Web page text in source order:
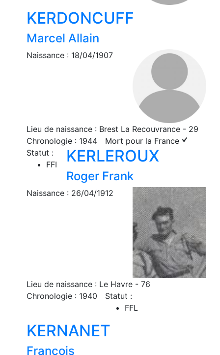
KERDONCUFF
Marcel Allain
Naissance : 18/04/1907
Lieu de naissance : Brest La Recouvrance - 29
Chronologie : 1944
Mort pour la France
Statut :
FFI
KERLEROUX
Roger Frank
Naissance : 26/04/1912
Lieu de naissance : Le Havre - 76
Chronologie : 1940
Statut :
FFL
KERNANET
François